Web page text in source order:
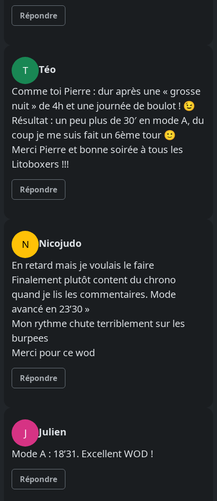
Répondre
T
Téo
Comme toi Pierre : dur après une « grosse
nuit » de 4h et une journée de boulot ! 😉
Résultat : un peu plus de 30′ en mode A, du
coup je me suis fait un 6ème tour 🙂
Merci Pierre et bonne soirée à tous les
Litoboxers !!!
Répondre
N
Nicojudo
En retard mais je voulais le faire
Finalement plutôt content du chrono
quand je lis les commentaires. Mode
avancé en 23’30 »
Mon rythme chute terriblement sur les
burpees
Merci pour ce wod
Répondre
J
Julien
Mode A : 18’31. Excellent WOD !
Répondre